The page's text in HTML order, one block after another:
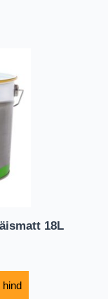
18L